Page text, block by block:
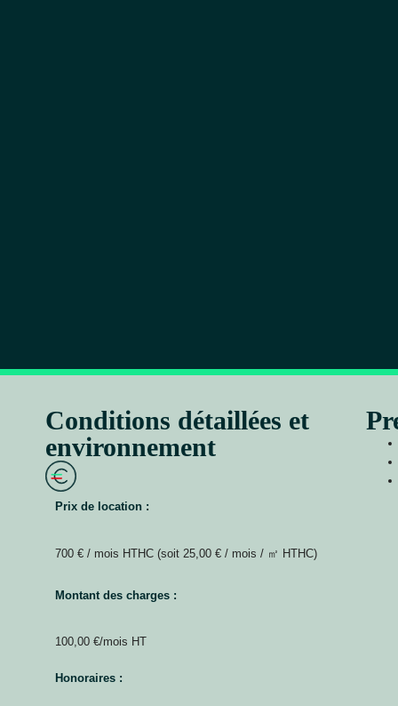
Conditions détaillées et
environnement
Prix de location :
700 € / mois HTHC (soit 25,00 € / mois / ㎡ HTHC)
Montant des charges :
100,00 €/mois HT
Honoraires :